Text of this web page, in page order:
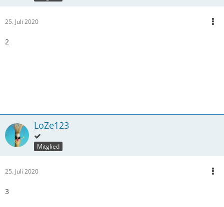
25. Juli 2020
2
LoZe123
Mitglied
25. Juli 2020
3